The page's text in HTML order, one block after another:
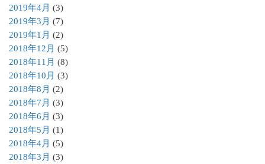
2019年4月 (3)
2019年3月 (7)
2019年1月 (2)
2018年12月 (5)
2018年11月 (8)
2018年10月 (3)
2018年8月 (2)
2018年7月 (3)
2018年6月 (3)
2018年5月 (1)
2018年4月 (5)
2018年3月 (3)